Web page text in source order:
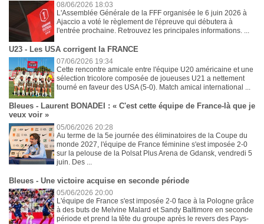
08/06/2026 18:03
L'Assemblée Générale de la FFF organisée le 6 juin 2026 à
Ajaccio a voté le règlement de l'épreuve qui débutera à
l'entrée prochaine. Retrouvez les principales informations. ...
U23 - Les USA corrigent la FRANCE
07/06/2026 19:34
Cette rencontre amicale entre l'équipe U20 américaine et une
sélection tricolore composée de joueuses U21 a nettement
tourné en faveur des USA (5-0). Match amical international ...
Bleues - Laurent BONADEI : « C'est cette équipe de France-là que je
veux voir »
05/06/2026 20:28
Au terme de la 5e journée des éliminatoires de la Coupe du
monde 2027, l'équipe de France féminine s'est imposée 2-0
sur la pelouse de la Polsat Plus Arena de Gdansk, vendredi 5
juin. Des ...
Bleues - Une victoire acquise en seconde période
05/06/2026 20:00
L'équipe de France s'est imposée 2-0 face à la Pologne grâce
à des buts de Melvine Malard et Sandy Baltimore en seconde
période et prend la tête du groupe après le revers des Pays-